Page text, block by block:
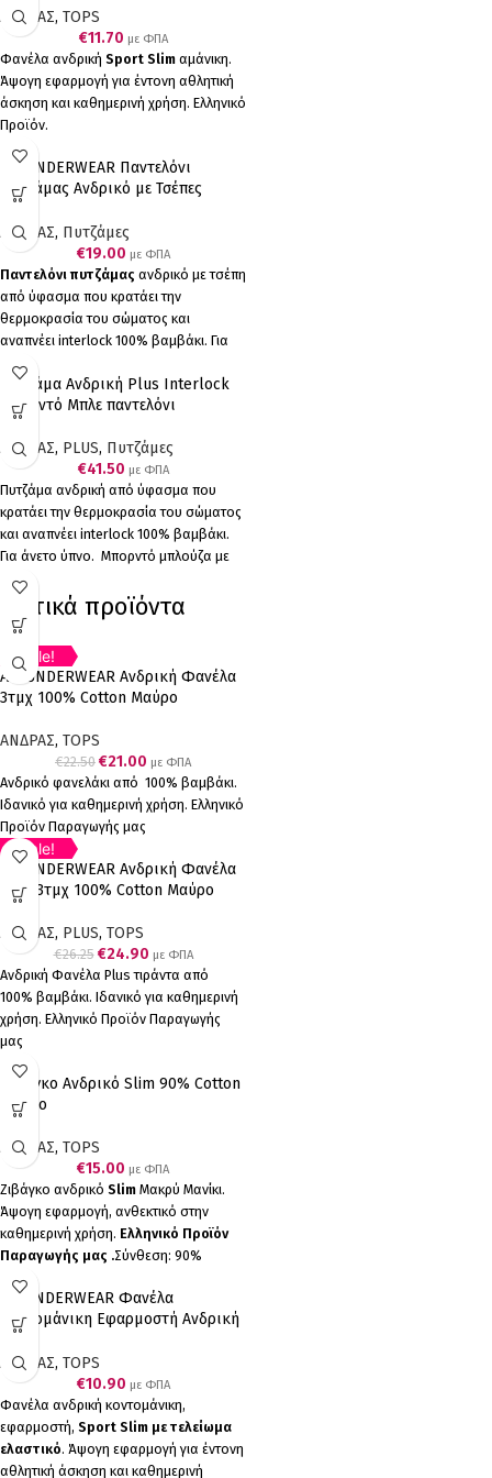
ΑΝΔΡΑΣ, TOPS
€11.70 με ΦΠΑ
Φανέλα ανδρική Sport Slim αμάνικη.
Άψογη εφαρμογή για έντονη αθλητική
άσκηση και καθημερινή χρήση. Ελληνικό
Προϊόν.
A.A UNDERWEAR Παντελόνι
Πυτζάμας Ανδρικό με Τσέπες
ΑΝΔΡΑΣ, Πυτζάμες
€19.00 με ΦΠΑ
Παντελόνι πυτζάμας ανδρικό με τσέπη
από ύφασμα που κρατάει την
θερμοκρασία του σώματος και
αναπνέει interlock 100% βαμβάκι. Για
άνετο ύπνο.
Ελληνικό Προϊόν Παραγωγής μας .
Πυτζάμα Ανδρική Plus Interlock
Μπορντό Μπλε παντελόνι
ΑΝΔΡΑΣ, PLUS, Πυτζάμες
€41.50 με ΦΠΑ
Πυτζάμα ανδρική από ύφασμα που
κρατάει την θερμοκρασία του σώματος
και αναπνέει interlock 100% βαμβάκι.
Για άνετο ύπνο. Μπορντό μπλούζα με
μπλε λεπτομέρειες στου ώμους και μπλε
παντελόνι. Interlock 100% cotton
Ελληνικό Προϊόν Παραγωγής μας .
Σχετικά προϊόντα
Sale!
7
%
Up to
€1.50
Α.A UNDERWEAR Ανδρική Φανέλα
3τμχ 100% Cotton Μαύρο
ΑΝΔΡΑΣ, TOPS
€22.50 €21.00 με ΦΠΑ
Ανδρικό φανελάκι από 100% βαμβάκι.
Ιδανικό για καθημερινή χρήση. Ελληνικό
Προϊόν Παραγωγής μας
Sale!
5
%
Up to
€1.35
Α.A UNDERWEAR Ανδρική Φανέλα
Plus 3τμχ 100% Cotton Μαύρο
ΑΝΔΡΑΣ, PLUS, TOPS
€26.25 €24.90 με ΦΠΑ
Ανδρική Φανέλα Plus τιράντα από
100% βαμβάκι. Ιδανικό για καθημερινή
χρήση. Ελληνικό Προϊόν Παραγωγής
μας
Ζιβάγκο Ανδρικό Slim 90% Cotton
Μαύρο
ΑΝΔΡΑΣ, TOPS
€15.00 με ΦΠΑ
Ζιβάγκο ανδρικό Slim Μακρύ Μανίκι.
Άψογη εφαρμογή, ανθεκτικό στην
καθημερινή χρήση. Ελληνικό Προϊόν
Παραγωγής μας .Σύνθεση: 90%
cotton-10% elastane.
AA-UNDERWEAR Φανέλα
Κοντομάνικη Εφαρμοστή Ανδρική
ΑΝΔΡΑΣ, TOPS
€10.90 με ΦΠΑ
Φανέλα ανδρική κοντομάνικη,
εφαρμοστή, Sport Slim με τελείωμα
ελαστικό. Άψογη εφαρμογή για έντονη
αθλητική άσκηση και καθημερινή